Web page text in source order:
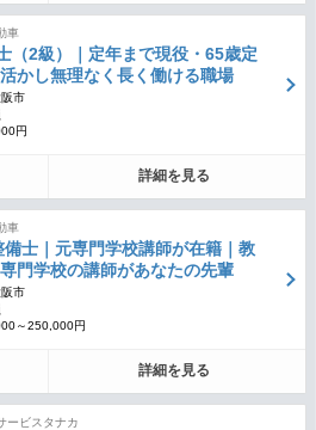
車
（2級）｜定年まで現役・65歳定
かし無理なく長く働ける職場
市
円
詳細を見る
車
士｜元専門学校講師が在籍｜教
門学校の講師があなたの先輩
市
～250,000円
詳細を見る
ービスタナカ